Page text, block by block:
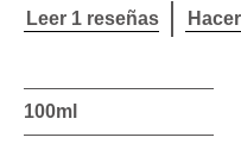
de
h
Leer 1 reseñas
100ml